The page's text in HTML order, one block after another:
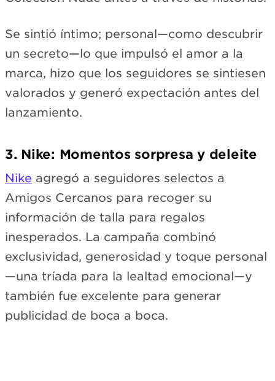
Se sintió íntimo; personal—como descubrir
un secreto—lo que impulsó el amor a la
marca, hizo que los seguidores se sintiesen
valorados y generó expectación antes del
lanzamiento.
3. Nike: Momentos sorpresa y deleite
Nike agregó a seguidores selectos a
Amigos Cercanos para recoger su
información de talla para regalos
inesperados. La campaña combinó
exclusividad, generosidad y toque personal
—una tríada para la lealtad emocional—y
también fue excelente para generar
publicidad de boca a boca.